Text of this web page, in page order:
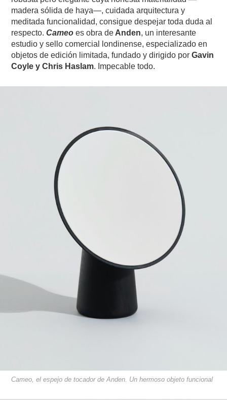
madera sólida de haya—, cuidada arquitectura y
meditada funcionalidad, consigue despejar toda duda al
respecto.Cameo es obra de Anden, un interesante
estudio y sello comercial londinense, especializado en
objetos de edición limitada, fundado y dirigido porGavin
Coyle y Chris Haslam. Impecable todo.
Cameo, el espejo de tocador de Anden. Un hermoso objeto funcional